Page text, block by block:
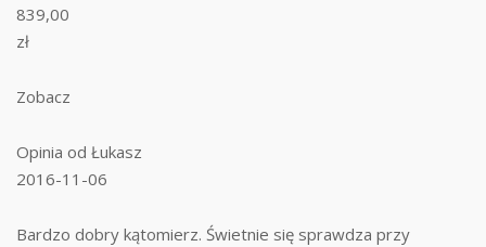
839,00
zł
Zobacz
Opinia od Łukasz
2016-11-06
Bardzo dobry kątomierz. Świetnie się sprawdza przy